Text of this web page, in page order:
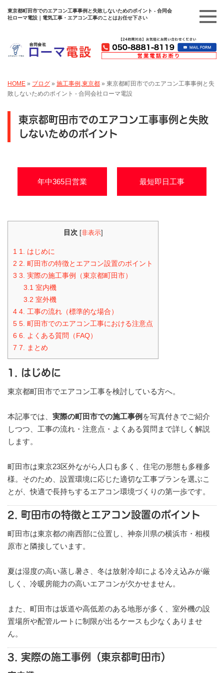
東京都町田市でのエアコン工事事例と失敗しないためのポイント - 合同会
社ローマ電設｜電気工事・エアコン工事のことはお任せ下さい
HOME » ブログ » 施工事例,東京都 » 東京都町田市でのエアコン工事事例と失
敗しないためのポイント - 合同会社ローマ電設
東京都町田市でのエアコン工事事例と失敗
しないためのポイント
年中365日営業 最短即日工事
目次 [非表示]
1 1. はじめに
2 2. 町田市の特徴とエアコン設置のポイント
3 3. 実際の施工事例（東京都町田市）
3.1 室内機
3.2 室外機
4 4. 工事の流れ（標準的な場合）
5 5. 町田市でのエアコン工事における注意点
6 6. よくある質問（FAQ）
7 7. まとめ
1. はじめに
東京都町田市でエアコン工事を検討している方へ。
本記事では、 実際の町田市での施工事例 を写真付きでご紹介
しつつ、工事の流れ・注意点・よくある質問まで詳しく解説
します。
町田市は東京23区外ながら人口も多く、住宅の形態も多種多
様。そのため、設置環境に応じた適切な工事プランを選ぶこ
とが、快適で長持ちするエアコン環境づくりの第一歩です。
2. 町田市の特徴とエアコン設置のポイント
町田市は東京都の南西部に位置し、神奈川県の横浜市・相模
原市と隣接しています。
夏は湿度の高い蒸し暑さ、冬は放射冷却による冷え込みが厳
しく、冷暖房能力の高いエアコンが欠かせません。
また、町田市は坂道や高低差のある地形が多く、室外機の設
置場所や配管ルートに制限が出るケースも少なくありませ
ん。
3. 実際の施工事例（東京都町田市）